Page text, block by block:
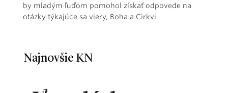
by mladým ľuďom pomohol získať odpovede na
otázky týkajúce sa viery, Boha a Cirkvi.
Najnovšie KN